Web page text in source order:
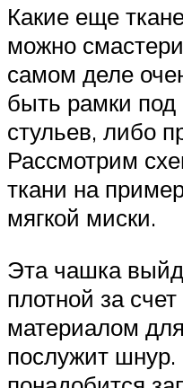
Какие еще
можно
самом деле
быть рамки
стульев, либо
Рассмотрим
ткани на
мягкой миски.
Эта чашка
плотной за
материалом
послужит